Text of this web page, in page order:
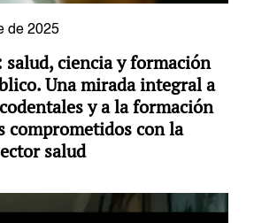
de 2025
ciencia y formación
Una mirada integral a
y a la formación
comprometidos con la
salud